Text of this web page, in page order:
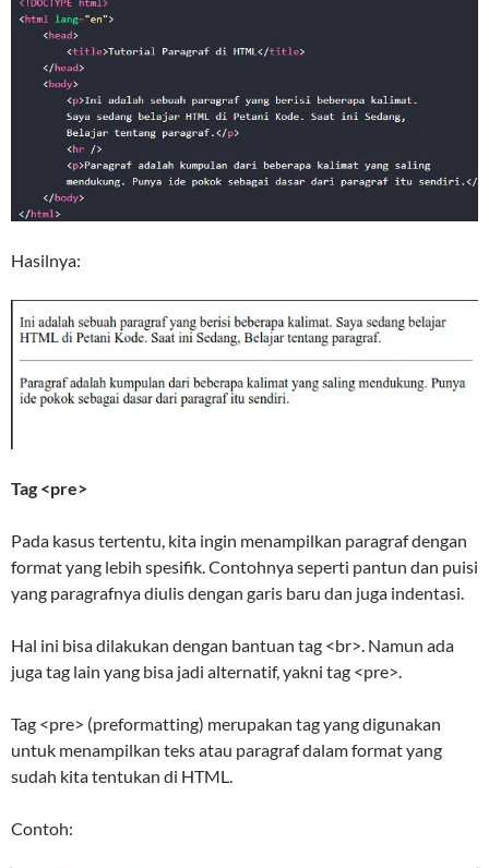
Hasilnya:
Tag <pre>
Pada kasus tertentu, kita ingin menampilkan paragraf dengan
format yang lebih spesifik. Contohnya seperti pantun dan puisi
yang paragrafnya diulis dengan garis baru dan juga indentasi.
Hal ini bisa dilakukan dengan bantuan tag <br>. Namun ada
juga tag lain yang bisa jadi alternatif, yakni tag <pre>.
Tag <pre> (preformatting) merupakan tag yang digunakan
untuk menampilkan teks atau paragraf dalam format yang
sudah kita tentukan di HTML.
Contoh: